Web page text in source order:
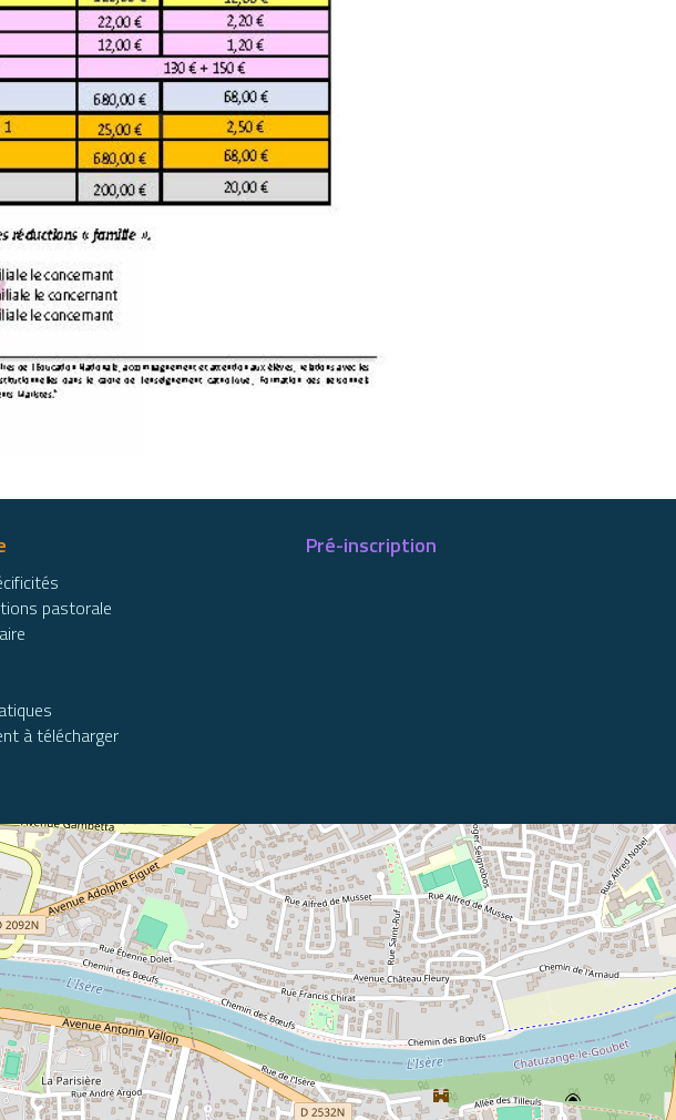
pastorale
à télécharger
Pré-inscription